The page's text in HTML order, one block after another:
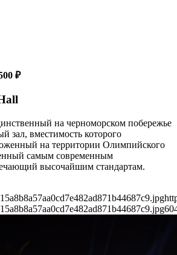
₽
на черноморском побережье
зал, вместимость которого
на территории Олимпийского
самым современным
высочайшим стандартам.